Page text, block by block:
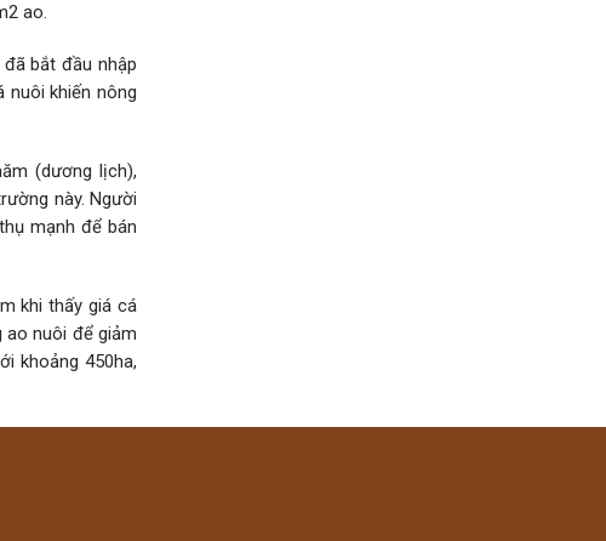
ao.
bắt đầu nhập
nuôi khiến nông
(dương lịch),
này. Người
mạnh để bán
khi thấy giá cá
ao nuôi để giảm
khoảng 450ha,